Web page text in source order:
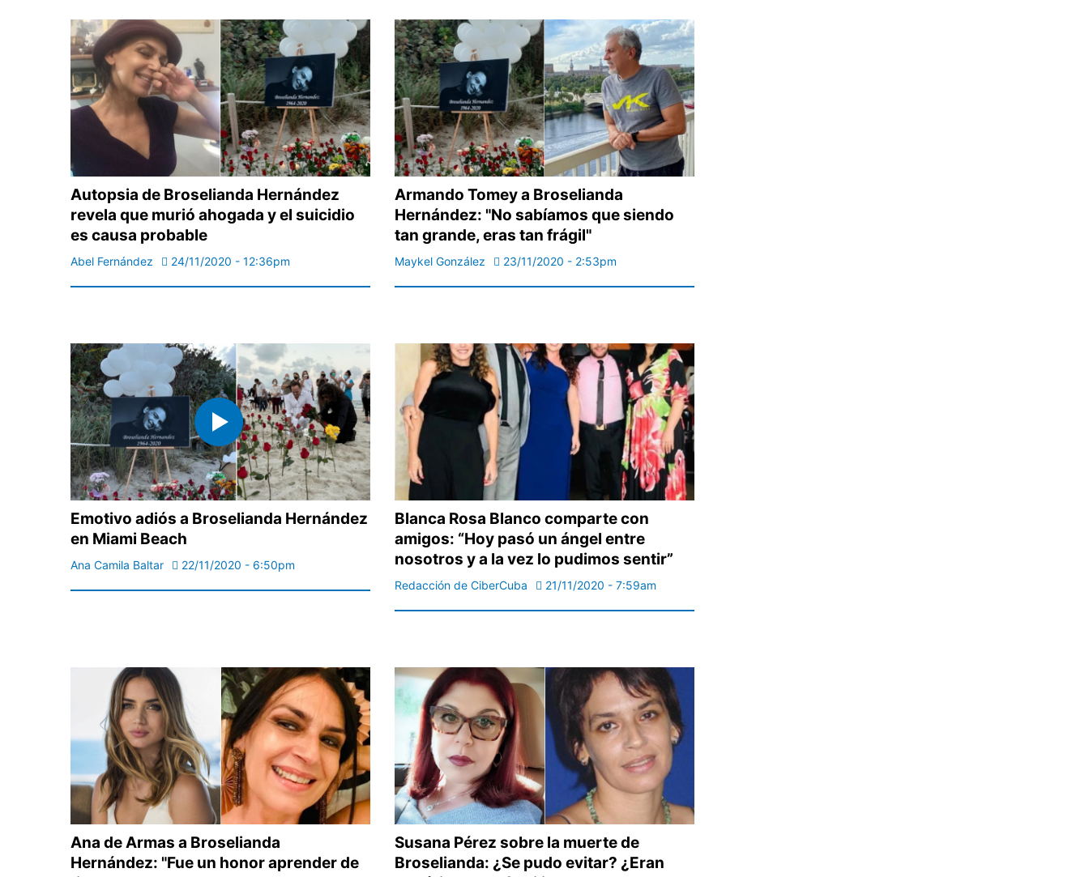
Autopsia de Broselianda Hernández
revela que murió ahogada y el suicidio
es causa probable
Abel Fernández 24/11/2020 - 12:36pm
Armando Tomey a Broselianda
Hernández: "No sabíamos que siendo
tan grande, eras tan frágil"
Maykel González 23/11/2020 - 2:53pm
Emotivo adiós a Broselianda Hernández
en Miami Beach
Ana Camila Baltar 22/11/2020 - 6:50pm
Blanca Rosa Blanco comparte con
amigos: “Hoy pasó un ángel entre
nosotros y a la vez lo pudimos sentir”
Redacción de CiberCuba 21/11/2020 - 7:59am
Ana de Armas a Broselianda
Hernández: "Fue un honor aprender de
Susana Pérez sobre la muerte de
Broselianda: ¿Se pudo evitar? ¿Eran